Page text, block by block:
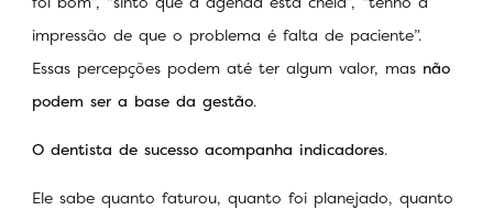
impressão de que o problema é falta de paciente”.
Essas percepções podem até ter algum valor, mas não
podem ser a base da gestão.
O dentista de sucesso acompanha indicadores.
Ele sabe quanto faturou, quanto foi planejado, quanto